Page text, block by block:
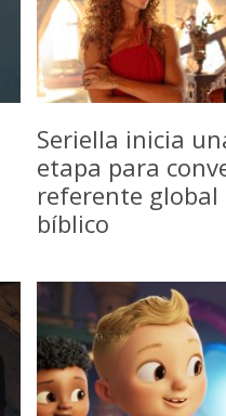
Seriella inicia
etapa para
referente global
bíblico